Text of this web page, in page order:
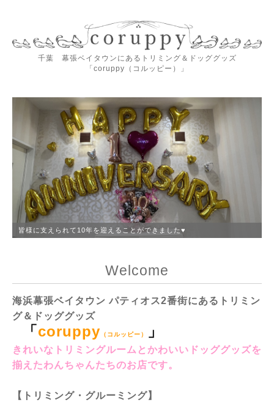
千葉 幕張ベイタウンにあるトリミング＆ドッググッズ
「coruppy（コルッピー）」
皆様に支えられて10年を迎えることができました♥️
Welcome
海浜幕張ベイタウン パティオス2番街にあるトリミン
グ＆ドッググッズ
「coruppy （コルッピー） 」
きれいなトリミングルームとかわいいドッググッズを
揃えたわんちゃんたちのお店です。
【トリミング・グルーミング】